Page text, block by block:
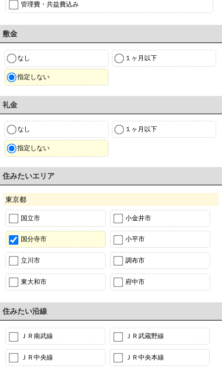
管理費・共益費込み
敷金
なし １ヶ月以下
指定しない
礼金
なし １ヶ月以下
指定しない
住みたいエリア
東京都
国立市 小金井市
国分寺市 小平市
立川市 調布市
東大和市 府中市
住みたい沿線
ＪＲ南武線 ＪＲ武蔵野線
ＪＲ中央線 ＪＲ中央本線